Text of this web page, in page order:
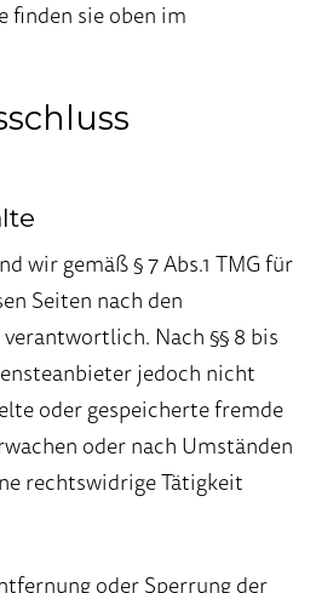
finden sie oben im
wir gemäß § 7 Abs.1 TMG für
Seiten nach den
Nach §§ 8 bis
jedoch nicht
oder gespeicherte fremde
oder nach Umständen
rechtswidrige Tätigkeit
oder Sperrung der